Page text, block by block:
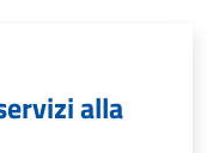
alla